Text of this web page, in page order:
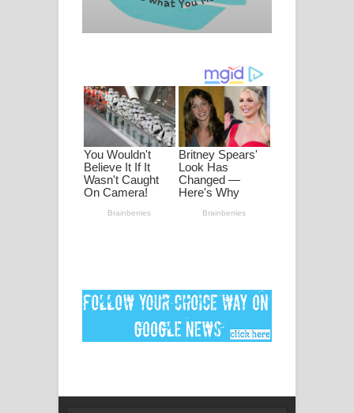
ගීතයේ පද පෙළ
මනමාල කතා ගීතයේ පද පෙළ
Dai Dai Lyrics - Shakira, Burna Boy |
2026 football world cup song lyrics
Lassana Amma Song Lyrics - ලස්සන
ගීතයේ පද පෙළ
Niwuna Numba Hinda Song Lyrics -